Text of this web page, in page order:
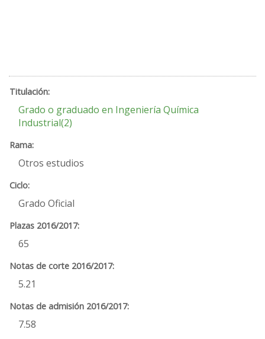
Grado o graduado en Ingeniería Química
Industrial(2)
Otros estudios
Grado Oficial
65
5.21
7.58